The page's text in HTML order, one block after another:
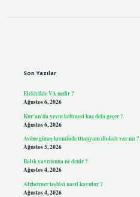
Son Yazılar
Elektrikte VA nedir ?
Ağustos 6, 2026
Kur’an’da yevm kelimesi kaç defa geçer ?
Ağustos 6, 2026
Avène güneş kreminde titanyum dioksit var mı ?
Ağustos 5, 2026
Balık yavrusuna ne denir ?
Ağustos 4, 2026
Alzheimer teşhisi nasıl koyulur ?
Ağustos 4, 2026